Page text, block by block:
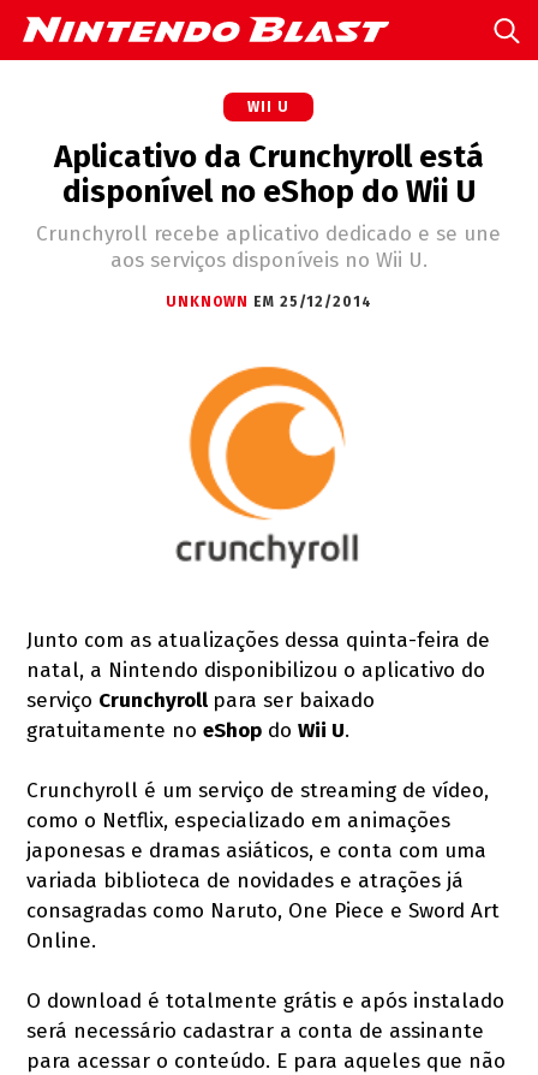
WII U
Aplicativo da Crunchyroll está
disponível no eShop do Wii U
Crunchyroll recebe aplicativo dedicado e se une
aos serviços disponíveis no Wii U.
UNKNOWN EM 25/12/2014
Junto com as atualizações dessa quinta-feira de
natal, a Nintendo disponibilizou o aplicativo do
serviço Crunchyroll para ser baixado
gratuitamente noeShop doWii U.
Crunchyroll é um serviço de streaming de vídeo,
como o Netflix, especializado em animações
japonesas e dramas asiáticos, e conta com uma
variada biblioteca de novidades e atrações já
consagradas como Naruto, One Piece e Sword Art
Online.
O download é totalmente grátis e após instalado
será necessário cadastrar a conta de assinante
para acessar o conteúdo. E para aqueles que não